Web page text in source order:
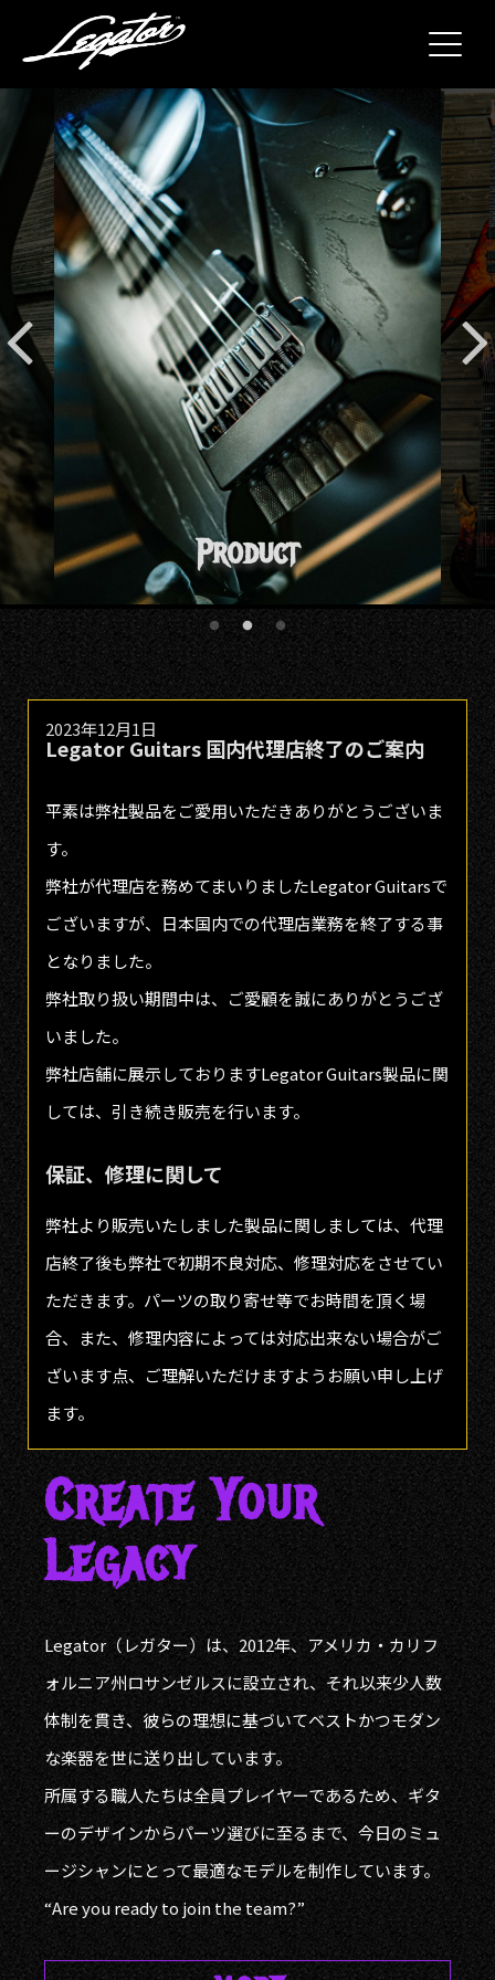
2023年12月1日
Legator Guitars 国内代理店終了のご案内
平素は弊社製品をご愛用いただきありがとうございま
す。
弊社が代理店を務めてまいりましたLegator Guitarsで
ございますが、日本国内での代理店業務を終了する事
となりました。
弊社取り扱い期間中は、ご愛顧を誠にありがとうござ
いました。
弊社店舗に展示しておりますLegator Guitars製品に関
しては、引き続き販売を行います。
保証、修理に関して
弊社より販売いたしました製品に関しましては、代理
店終了後も弊社で初期不良対応、修理対応をさせてい
ただきます。パーツの取り寄せ等でお時間を頂く場
合、また、修理内容によっては対応出来ない場合がご
ざいます点、ご理解いただけますようお願い申し上げ
ます。
Create Your
Legacy
Legator（レガター）は、2012年、アメリカ・カリフ
ォルニア州ロサンゼルスに設立され、それ以来少人数
体制を貫き、彼らの理想に基づいてベストかつモダン
な楽器を世に送り出しています。
所属する職人たちは全員プレイヤーであるため、ギタ
ーのデザインからパーツ選びに至るまで、今日のミュ
ージシャンにとって最適なモデルを制作しています。
“Are you ready to join the team?”